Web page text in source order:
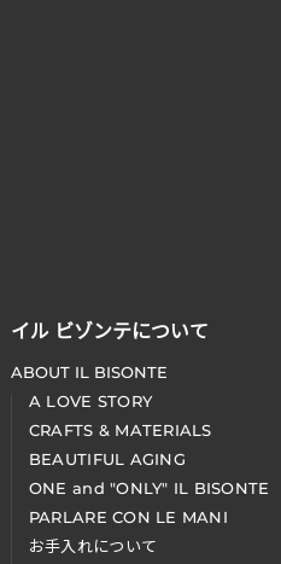
イル ビゾンテについて
ABOUT IL BISONTE
A LOVE STORY
CRAFTS & MATERIALS
BEAUTIFUL AGING
ONE and "ONLY" IL BISONTE
PARLARE CON LE MANI
お手入れについて